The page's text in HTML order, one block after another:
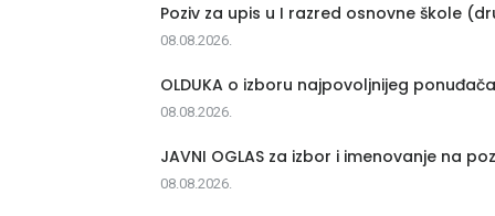
Poziv za upis u I razred osnovne škole
08.08.2026.
OLDUKA o izboru najpovoljnijeg
08.08.2026.
JAVNI OGLAS za izbor i imenovanje na
08.08.2026.